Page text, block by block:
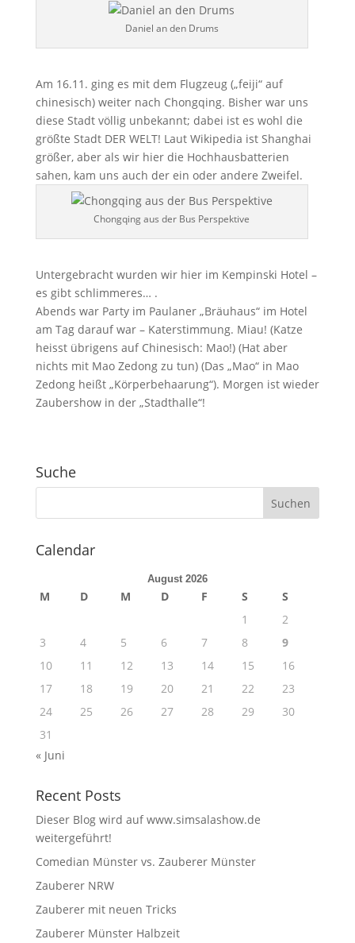
Daniel an den Drums
Am 16.11. ging es mit dem Flugzeug („feiji“ auf
chinesisch) weiter nach Chongqing. Bisher war uns
diese Stadt völlig unbekannt; dabei ist es wohl die
größte Stadt DER WELT! Laut Wikipedia ist Shanghai
größer, aber als wir hier die Hochhausbatterien
sahen, kam uns auch der ein oder andere Zweifel.
Chongqing aus der Bus Perspektive
Untergebracht wurden wir hier im Kempinski Hotel –
es gibt schlimmeres… .
Abends war Party im Paulaner „Bräuhaus“ im Hotel
am Tag darauf war – Katerstimmung. Miau! (Katze
heisst übrigens auf Chinesisch: Mao!) (Hat aber
nichts mit Mao Zedong zu tun) (Das „Mao“ in Mao
Zedong heißt „Körperbehaarung“). Morgen ist wieder
Zaubershow in der „Stadthalle“!
Suche
Calendar
August 2026
M D M D F S
S
1
2
3
4 5 6 7 8
9
10
11 12 13 14 15
16
17
18 19 20 21 22
23
24
25 26 27 28 29
30
31
« Juni
Recent Posts
Dieser Blog wird auf www.simsalashow.de
weitergeführt!
Comedian Münster vs. Zauberer Münster
Zauberer NRW
Zauberer mit neuen Tricks
Zauberer Münster Halbzeit